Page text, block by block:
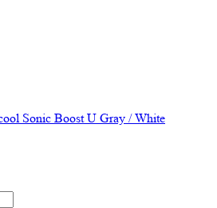
Sonic Boost U Gray / White